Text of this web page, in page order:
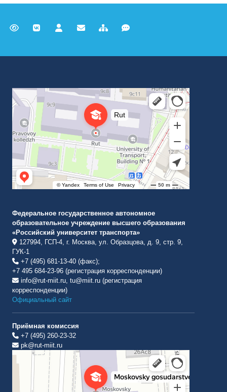
Российский университет транспорта
ВУЗ в Москве
Федеральное государственное автономное
образовательное учреждение высшего образования
«Российский университет транспорта»
127994, ГСП-4, г. Москва, ул. Образцова, д. 9, стр. 9,
ГУК-1
+7 (495) 681-13-40 (факс);
+7 495 684-23-96 (регистрация корреспонденции)
info@rut-miit.ru, tu@miit.ru (регистрация
корреспонденции)
Официальный сайт
Приёмная комиссия
+7 (495) 260-23-32
pk@rut-miit.ru
Институт международных транспортных коммуникаций Рут
ВУЗ в Москве